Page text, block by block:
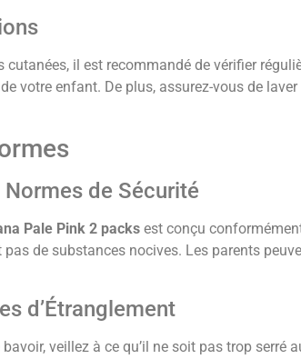
cutanées, il est recommandé de vérifier
votre enfant. De plus, assurez-vous de
de Sécurité
Pale Pink 2 packs est conçu
pas de substances nocives. Les parents
d’Étranglement
veillez à ce qu’il ne soit pas trop